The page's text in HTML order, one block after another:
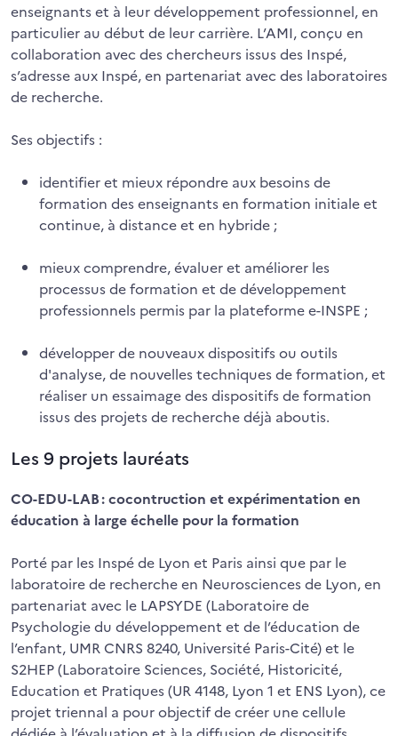
enseignants et à leur développement professionnel, en
particulier au début de leur carrière. L’AMI, conçu en
collaboration avec des chercheurs issus des Inspé,
s’adresse aux Inspé, en partenariat avec des laboratoires
de recherche.
Ses objectifs :
identifier et mieux répondre aux besoins de
formation des enseignants en formation initiale et
continue, à distance et en hybride ;
mieux comprendre, évaluer et améliorer les
processus de formation et de développement
professionnels permis par la plateforme e-INSPE ;
développer de nouveaux dispositifs ou outils
d'analyse, de nouvelles techniques de formation, et
réaliser un essaimage des dispositifs de formation
issus des projets de recherche déjà aboutis.
Les 9 projets lauréats
CO-EDU-LAB : cocontruction et expérimentation en
éducation à large échelle pour la formation
Porté par les Inspé de Lyon et Paris ainsi que par le
laboratoire de recherche en Neurosciences de Lyon, en
partenariat avec le LAPSYDE (Laboratoire de
Psychologie du développement et de l’éducation de
l’enfant, UMR CNRS 8240, Université Paris-Cité) et le
S2HEP (Laboratoire Sciences, Société, Historicité,
Education et Pratiques (UR 4148, Lyon 1 et ENS Lyon), ce
projet triennal a pour objectif de créer une cellule